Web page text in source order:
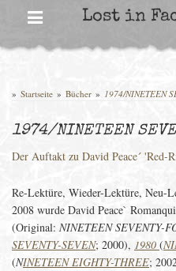
Lost in
» Startseite » Bücher » 1974/NINETEEN
1974/NINETEEN
Der Auftakt zu David Peace´ 'Red-
Re-Lektüre, Wieder-Lektüre, Neu-
2008 wurde David Peace`
(Original: NINETEEN SEVENTY-
SEVENTY-SEVEN; 2000), 1980 (
(NINETEEN EIGHTY-THREE;